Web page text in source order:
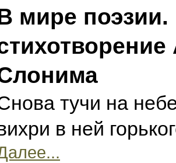
мире поэзии.
тучи на
в ней